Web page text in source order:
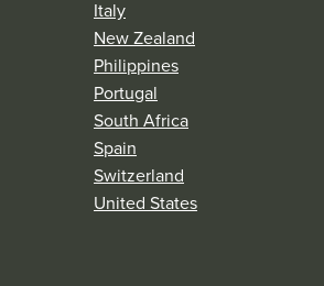
Italy
New Zealand
Philippines
Portugal
South Africa
Spain
Switzerland
United States